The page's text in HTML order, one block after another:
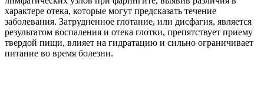
характере отека, которые могут предсказать течение
заболевания. Затрудненное глотание, или дисфагия, является
результатом воспаления и отека глотки, препятствует приему
твердой пищи, влияет на гидратацию и сильно ограничивает
питание во время болезни.